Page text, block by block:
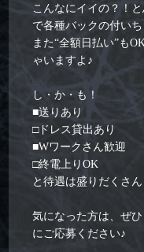
こんなにイイの？！
で各種バックの付い
また“全額日払い”も
ゃいますよ♪
し・か・も！
■送りあり
□ドレス貸出あり
■Wワークさん歓迎
□終電上りOK
と待遇は盛りだくさん
気になった方は、ぜ
にご応募ください♪